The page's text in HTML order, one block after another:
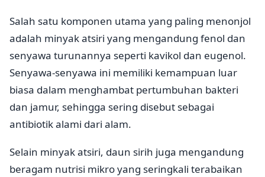
Salah satu komponen utama yang paling menonjol
adalah minyak atsiri yang mengandung fenol dan
senyawa turunannya seperti kavikol dan eugenol.
Senyawa-senyawa ini memiliki kemampuan luar
biasa dalam menghambat pertumbuhan bakteri
dan jamur, sehingga sering disebut sebagai
antibiotik alami dari alam.
Selain minyak atsiri, daun sirih juga mengandung
beragam nutrisi mikro yang seringkali terabaikan